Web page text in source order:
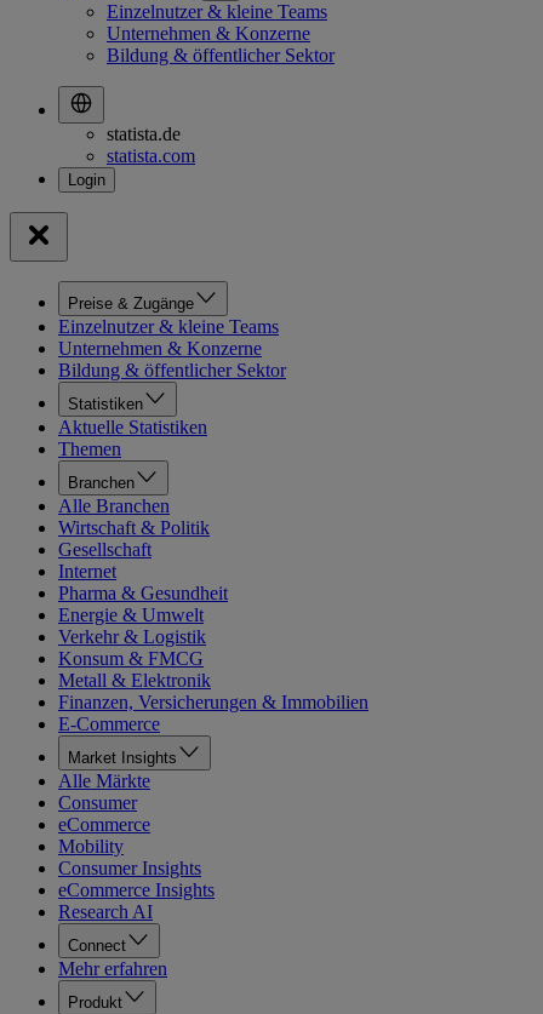
Einzelnutzer & kleine Teams
Unternehmen & Konzerne
Bildung & öffentlicher Sektor
statista.de
statista.com
Preise & Zugänge
Einzelnutzer & kleine Teams
Unternehmen & Konzerne
Bildung & öffentlicher Sektor
Statistiken
Aktuelle Statistiken
Themen
Branchen
Alle Branchen
Wirtschaft & Politik
Gesellschaft
Internet
Pharma & Gesundheit
Energie & Umwelt
Verkehr & Logistik
Konsum & FMCG
Metall & Elektronik
Finanzen, Versicherungen & Immobilien
E-Commerce
Market Insights
Alle Märkte
Consumer
eCommerce
Mobility
Consumer Insights
eCommerce Insights
Research AI
Connect
Mehr erfahren
Produkt